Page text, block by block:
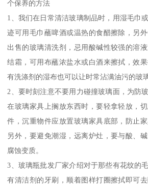
个保养的方法
1、我们在日常清洁玻璃制品时，用湿毛巾
迹可用毛巾蘸啤酒或温热的食醋擦除，另
出售的玻璃清洗剂，忌用酸碱性较强的溶
结霜，可用布蘸浓盐水或白酒来擦拭，效
有洗涤剂的湿布也可以让时常沾满油污的玻
2、要时刻注意不要用力碰撞玻璃面，为防
在玻璃家具上搁放东西时，要轻拿轻放，
件，沉重物件应放置玻璃家具底部，防止家
另外，要避免潮湿，远离炉灶，要与酸、
腐蚀变质。
3、玻璃瓶批发厂家介绍对于那些有花纹的
有清洁剂的牙刷，顺着图样打圈擦拭即可